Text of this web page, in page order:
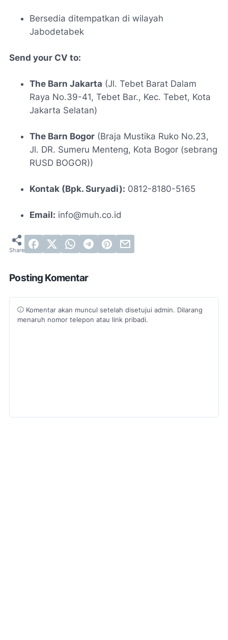
Bersedia ditempatkan di wilayah
Jabodetabek
Send your CV to:
The Barn Jakarta (Jl. Tebet Barat Dalam
Raya No.39-41, Tebet Bar., Kec. Tebet, Kota
Jakarta Selatan)
The Barn Bogor (Braja Mustika Ruko No.23,
Jl. DR. Sumeru Menteng, Kota Bogor (sebrang
RUSD BOGOR))
Kontak (Bpk. Suryadi): 0812-8180-5165
Email: info@muh.co.id
Posting Komentar
Komentar akan muncul setelah disetujui admin. Dilarang
menaruh nomor telepon atau link pribadi.